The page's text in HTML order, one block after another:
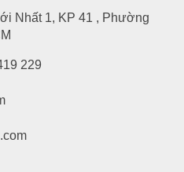
Nhất 1, KP 41 , Phường
229